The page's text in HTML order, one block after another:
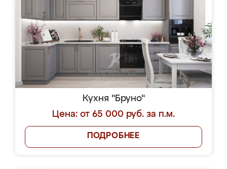
Кухня "Бруно"
Цена: от 65 000 руб. за п.м.
ПОДРОБНЕЕ